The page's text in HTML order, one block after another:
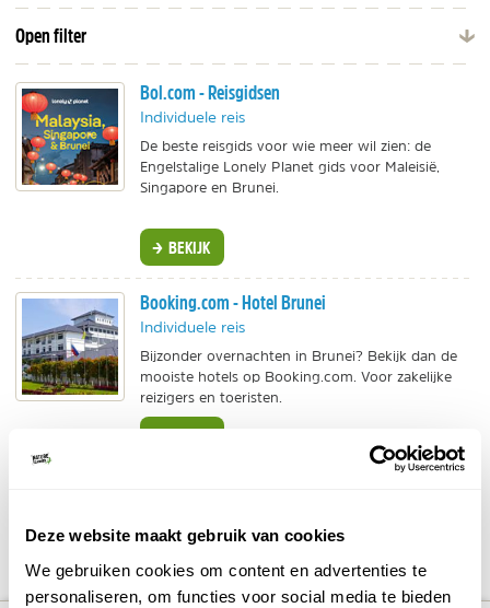
Deze website maakt gebruik van cookies
We gebruiken cookies om content en advertenties te
personaliseren, om functies voor social media te bieden
Open filter
Bol.com - Reisgidsen
Individuele reis
De beste reisgids voor wie meer wil zien: de
Engelstalige Lonely Planet gids voor Maleisië,
Singapore en Brunei.
BEKIJK
Booking.com - Hotel Brunei
Individuele reis
Bijzonder overnachten in Brunei? Bekijk dan de
mooiste hotels op Booking.com. Voor zakelijke
reizigers en toeristen.
BEKIJK
Deel deze pagina! DELEN OP FACEBOOK
DELEN OP XDELEN VIA DE MAIL